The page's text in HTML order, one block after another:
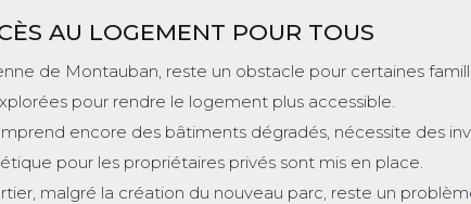
AU LOGEMENT POUR TOUS
de Montauban, reste un obstacle pour certaines
pour rendre le logement plus accessible.
encore des bâtiments dégradés, nécessite des
pour les propriétaires privés sont mis en place.
malgré la création du nouveau parc, reste un